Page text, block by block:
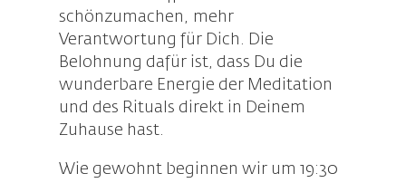
schönzumachen, mehr
Verantwortung für Dich. Die
Belohnung dafür ist, dass Du die
wunderbare Energie der Meditation
und des Rituals direkt in Deinem
Zuhause hast.
Wie gewohnt beginnen wir um 19:30